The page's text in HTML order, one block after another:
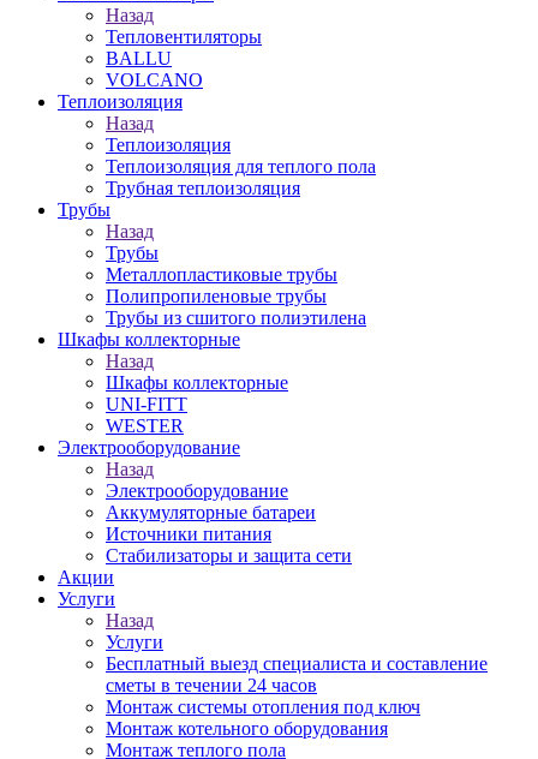
Назад
Тепловентиляторы
BALLU
VOLCANO
Теплоизоляция
Назад
Теплоизоляция
Теплоизоляция для теплого пола
Трубная теплоизоляция
Трубы
Назад
Трубы
Металлопластиковые трубы
Полипропиленовые трубы
Трубы из сшитого полиэтилена
Шкафы коллекторные
Назад
Шкафы коллекторные
UNI-FITT
WESTER
Электрооборудование
Назад
Электрооборудование
Аккумуляторные батареи
Источники питания
Стабилизаторы и защита сети
Акции
Услуги
Назад
Услуги
Бесплатный выезд специалиста и составление
сметы в течении 24 часов
Монтаж системы отопления под ключ
Монтаж котельного оборудования
Монтаж теплого пола